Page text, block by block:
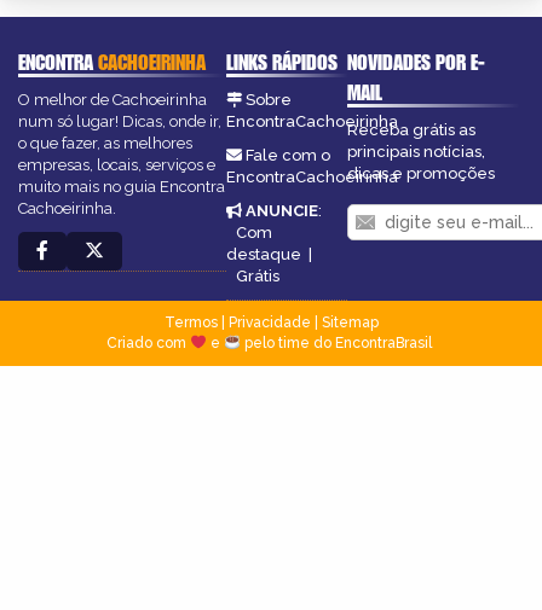
ENCONTRACACHOEIRINHA
O melhor de Cachoeirinha
num só lugar! Dicas, onde ir,
o que fazer, as melhores
empresas, locais, serviços e
muito mais no guia Encontra
Cachoeirinha.
LINKS RÁPIDOS
Sobre
EncontraCachoeirinha
Fale com o
EncontraCachoeirinha
ANUNCIE:
Com
destaque
Grátis
NOVIDADES POR E-
MAIL
Receba grátis as
principais notícias,
dicas e promoções
Termos| Privacidade
Sitemap
Criado com
e pelo time do EncontraBrasil